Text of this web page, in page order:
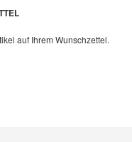
auf Ihrem Wunschzettel.